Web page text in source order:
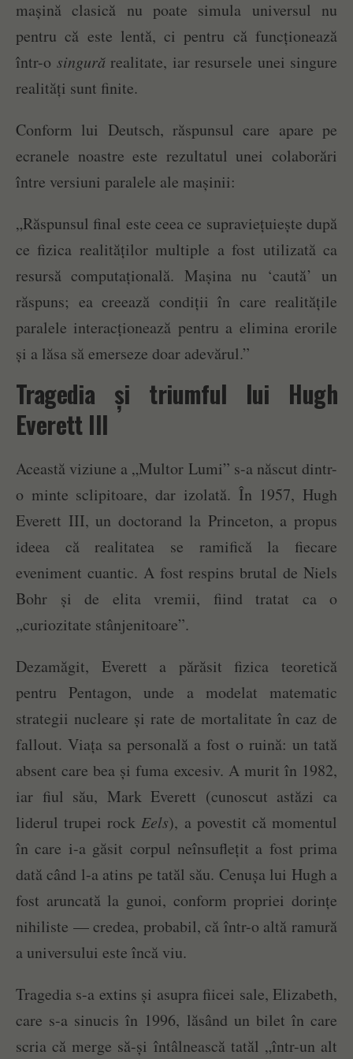
mașină clasică nu poate simula universul nu
pentru că este lentă, ci pentru că funcționează
într-o singurărealitate, iar resursele unei singure
realități sunt finite.
Conform lui Deutsch, răspunsul care apare pe
ecranele noastre este rezultatul unei colaborări
între versiuni paralele ale mașinii:
„Răspunsul final este ceea ce supraviețuiește după
ce fizica realităților multiple a fost utilizată ca
resursă computațională. Mașina nu ‘caută’ un
răspuns; ea creează condiții în care realitățile
paralele interacționează pentru a elimina erorile
și a lăsa să emerseze doar adevărul.”
Tragedia și triumful lui Hugh
Everett III
Această viziune a „Multor Lumi” s-a născut dintr-
o minte sclipitoare, dar izolată. În 1957, Hugh
Everett III, un doctorand la Princeton, a propus
ideea că realitatea se ramifică la fiecare
eveniment cuantic. A fost respins brutal de Niels
Bohr și de elita vremii, fiind tratat ca o
„curiozitate stânjenitoare”.
Dezamăgit, Everett a părăsit fizica teoretică
pentru Pentagon, unde a modelat matematic
strategii nucleare și rate de mortalitate în caz de
fallout. Viața sa personală a fost o ruină: un tată
absent care bea și fuma excesiv. A murit în 1982,
iar fiul său, Mark Everett (cunoscut astăzi ca
liderul trupei rockEels), a povestit că momentul
în care i-a găsit corpul neînsuflețit a fost prima
dată când l-a atins pe tatăl său. Cenușa lui Hugh a
fost aruncată la gunoi, conform propriei dorințe
nihiliste — credea, probabil, că într-o altă ramură
a universului este încă viu.
Tragedia s-a extins și asupra fiicei sale, Elizabeth,
care s-a sinucis în 1996, lăsând un bilet în care
scria că merge să-și întâlnească tatăl „într-un alt